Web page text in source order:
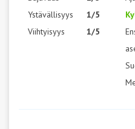
Ystävällisyys
Viihtyisyys
1/5
1/5